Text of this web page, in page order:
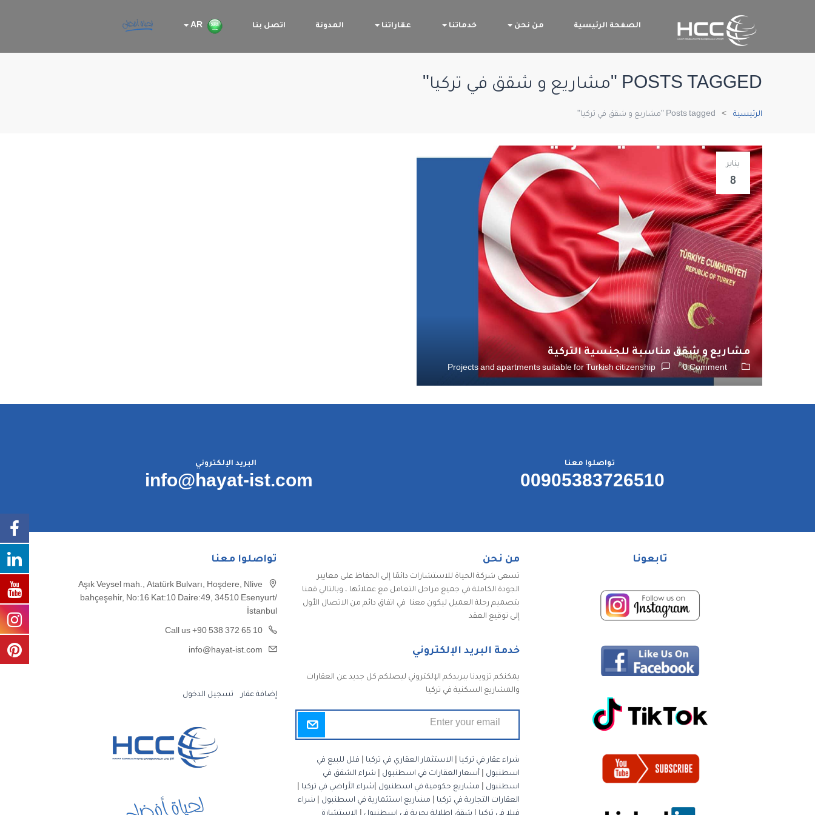
الصفحة الرئيسية من نحن خدماتنا عقاراتنا المدونة اتصل بنا AR
POSTS TAGGED "مشاريع و شقق في تركيا"
الرئيسية Posts tagged "مشاريع و شقق في تركيا"
يناير
8
مشاريع و شقق مناسبة للجنسية التركية
Projects and apartments suitable for Turkish citizenship 0 Comment
البريد الإلكتروني
info@hayat-ist.com
تواصلوا معنا
00905383726510
تواصلوا معنا
Aşık Veysel mah., Atatürk Bulvarı, Hoşdere, Nlive
bahçeşehir, No:16 Kat:10 Daire:49, 34510 Esenyurt/
İstanbul
Call us +90 538 372 65 10
info@hayat-ist.com
إضافة عقار تسجيل الدخول
من نحن
تسعى شركة الحياة للاستشارات دائمًا إلى الحفاظ على معايير
الجودة الكاملة في جميع مراحل التعامل مع عملائها ، وبالتالي قمنا
بتصميم رحلة العميل ليكون معنا في اتفاق دائم من الاتصال الأول
إلى توقيع العقد
خدمة البريد الإلكتروني
يمكنكم تزويدنا ببريدكم الإلكتروني ليصلكم كل جديد عن العقارات
والمشاريع السكنية في تركيا
شراء عقار في تركيا الاستثمار العقاري في تركيا
فلل للبيع في
اسطنبول
أسعار العقارات في اسطنبول
شراء الشقق في
اسطنبول
مشاريع حكومية في اسطنبول شراء الأراضي في تركيا
العقارات التجارية في تركيا
مشاريع استثمارية في اسطنبول
شراء
تابعونا